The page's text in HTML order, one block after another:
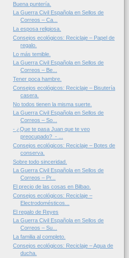
Buena puntería.
La Guerra Civil Española en Sellos de
Correos – Ca...
La esposa religiosa.
Consejos ecológicos: Reciclaje – Papel de
regalo.
Lo más temible.
La Guerra Civil Española en Sellos de
Correos – Be...
Tener poca hambre.
Consejos ecológicos: Reciclaje – Bisutería
casera.
No todos tienen la misma suerte.
La Guerra Civil Española en Sellos de
Correos – So...
- ¿Que te pasa Juan que te veo
preocupado? - ...
Consejos ecológicos: Reciclaje – Botes de
conserva.
Sobre todo sinceridad.
La Guerra Civil Española en Sellos de
Correos – Pr...
El precio de las cosas en Bilbao.
Consejos ecológicos: Reciclaje –
Electrodomésticos...
El regalo de Reyes
La Guerra Civil Española en Sellos de
Correos – Su...
La familia al completo.
Consejos ecológicos: Reciclaje – Agua de
ducha.